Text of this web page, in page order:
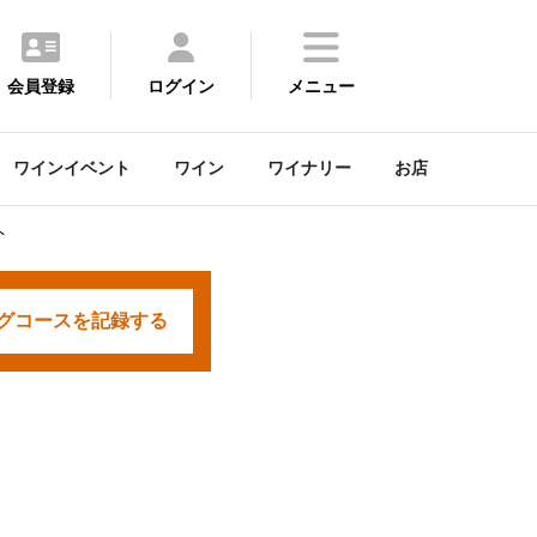
会員登録 ログイン メニュー
ワインイベント ワイン ワイナリー お店
コースを記録する